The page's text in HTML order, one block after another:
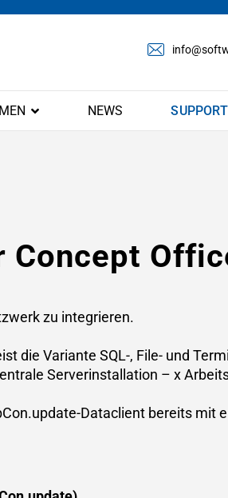
NEWS SUPPORT
zu integrieren.
die Variante SQL-, File- und
Serverinstallation – x
Dataclient bereits mit